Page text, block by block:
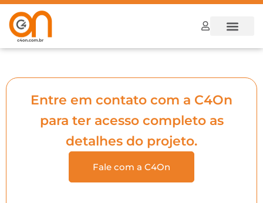
Entre em contato com a C4On
para ter acesso completo as
detalhes do projeto.
Fale com a C4On